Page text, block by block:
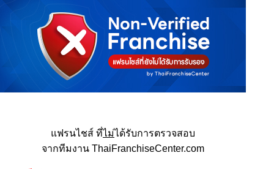
แฟรนไชส์ ที่ไม่ได้รับการตรวจสอบ
จากทีมงาน ThaiFranchiseCenter.com